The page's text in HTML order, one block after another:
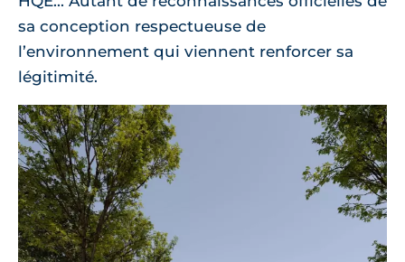
sa conception respectueuse de
l’environnement qui viennent renforcer sa
légitimité.